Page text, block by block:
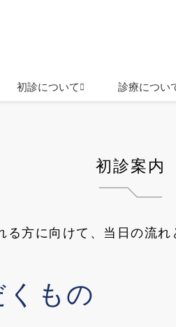
初診について 診療につい
初診案内
る方に向けて、当日の流れ
もの